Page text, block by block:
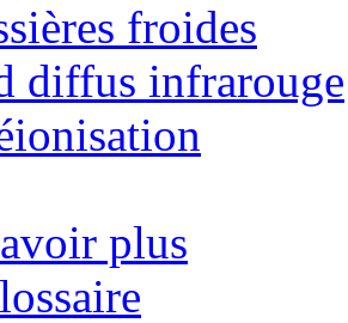
froides
diffus infrarouge
plus